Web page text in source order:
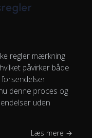
regler mærkning
påvirker både
denne proces og
uden
Læs mere →